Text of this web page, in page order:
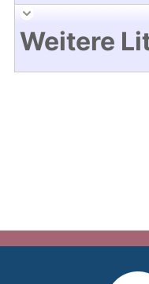
Weitere